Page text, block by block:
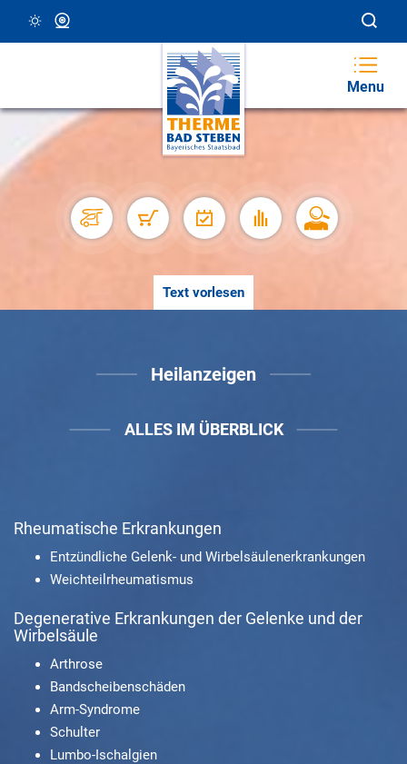
27 °C, Klar/Sonnig
Menu
Text vorlesen
Heilanzeigen
ALLES IM ÜBERBLICK
Rheumatische Erkrankungen
Entzündliche Gelenk- und Wirbelsäulenerkrankungen
Weichteilrheumatismus
Degenerative Erkrankungen der Gelenke und der
Wirbelsäule
Arthrose
Bandscheibenschäden
Arm-Syndrome
Schulter
Lumbo-Ischalgien